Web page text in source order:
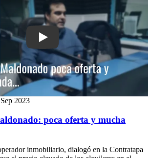
Play: Alquileres en Maldonado: poca
2023
poca oferta y mucha
inmobiliario, dialogó en la Contratapa